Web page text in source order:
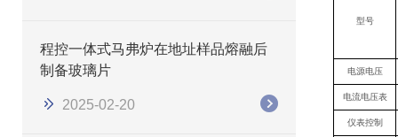
程控一体式马弗炉在地址样品熔融后
制备玻璃片
2025-02-20
型号
电源电压
电流电压表
仪表控制